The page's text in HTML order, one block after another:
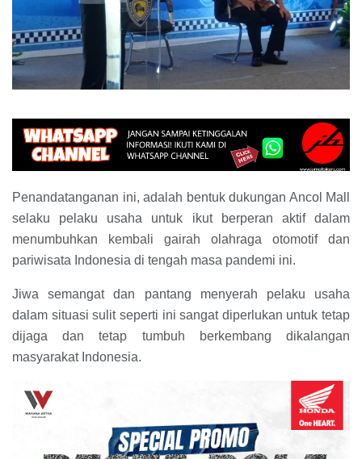
Penandatanganan ini, adalah bentuk dukungan Ancol Mall
selaku pelaku usaha untuk ikut berperan aktif dalam
menumbuhkan kembali gairah olahraga otomotif dan
pariwisata Indonesia di tengah masa pandemi ini.
Jiwa semangat dan pantang menyerah pelaku usaha
dalam situasi sulit seperti ini sangat diperlukan untuk tetap
dijaga dan tetap tumbuh berkembang dikalangan
masyarakat Indonesia.